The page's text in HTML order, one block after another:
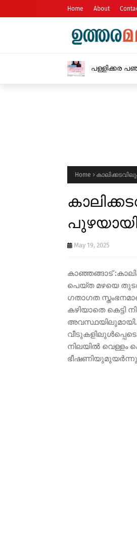
Home About
പള്ളിക്കര
Home
പുഴയായി
May 19, 2025
കാഞ്ഞങ്ങാട്
പെയ്ത മഴയെ
ഗതാഗത
കഴിയാതെ
അവസ്ഥയിലുമായി.
നിലയിൽ വെള്ളം